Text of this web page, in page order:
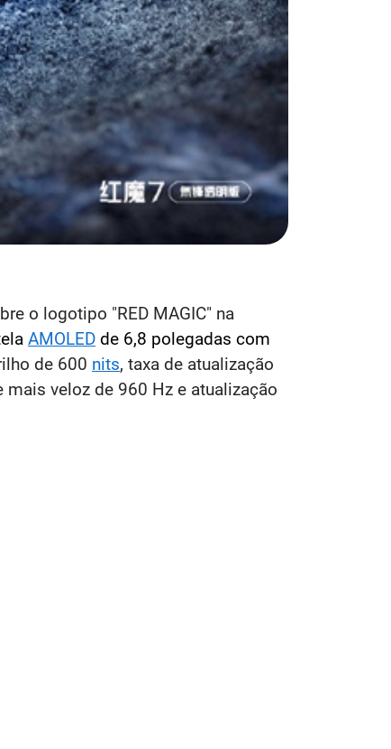
o logotipo "RED MAGIC" na
AMOLED de 6,8 polegadas com
de 600 nits, taxa de atualização
veloz de 960 Hz e atualização